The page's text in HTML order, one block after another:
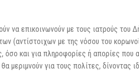
να επικοινωνούν με τους ιατρούς του
(αντίστοιχων με της νόσου του
όσο και για πληροφορίες ή απορίες που
μεριμνούν για τους πολίτες, δίνοντας